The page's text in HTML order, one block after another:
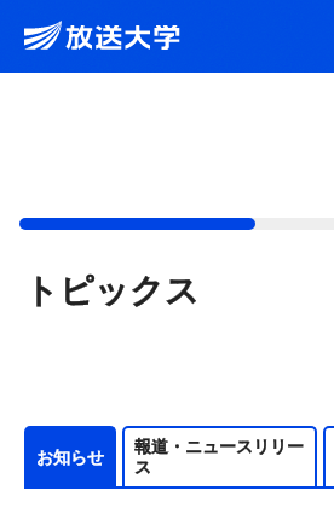
メインコンテンツにスキップ
トピックス
お知らせ
報道・ニュースリリー
ス